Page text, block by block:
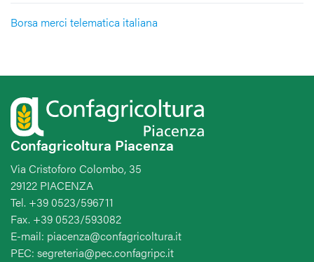
Borsa merci telematica italiana
Confagricoltura Piacenza
Via Cristoforo Colombo, 35
29122 PIACENZA
Tel. +39 0523/596711
Fax. +39 0523/593082
E-mail: piacenza@confagricoltura.it
PEC: segreteria@pec.confagripc.it